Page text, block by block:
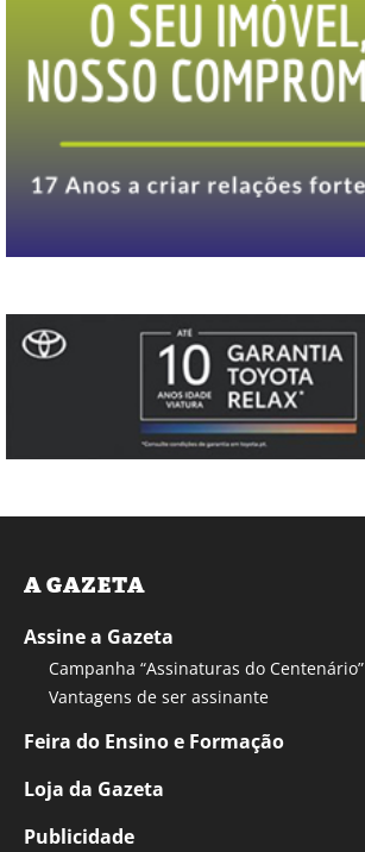
A GAZETA
Assine a Gazeta
Campanha “Assinaturas do Centenário”
Vantagens de ser assinante
Feira do Ensino e Formação
Loja da Gazeta
Publicidade